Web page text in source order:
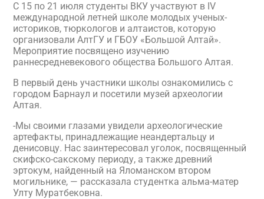
С 15 по 21 июля студенты ВКУ участвуют в IV
международной летней школе молодых ученых-
историков, тюркологов и алтаистов, которую
организовали АлтГУ и ГБОУ «Большой Алтай».
Мероприятие посвящено изучению
раннесредневекового общества Большого Алтая.
В первый день участники школы ознакомились с
городом Барнаул и посетили музей археологии
Алтая.
-Мы своими глазами увидели археологические
артефакты, принадлежащие неандертальцу и
денисовцу. Нас заинтересовал уголок, посвященный
скифско-сакскому периоду, а также древний
эртокум, найденный на Яломанском втором
могильнике, — рассказала студентка альма-матер
Улту Муратбековна.